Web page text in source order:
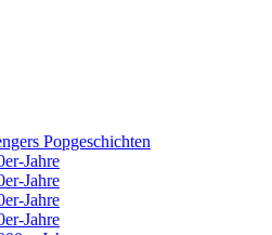
Popgeschichten
Jahre
Jahre
Jahre
Jahre